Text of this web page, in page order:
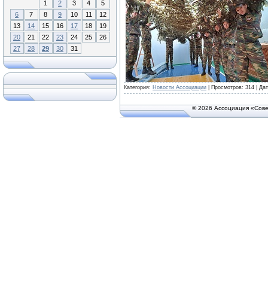
1
2 3 4
5
6
7 8 9 10 11
12
13
14 15 16 17 18
19
20
21 22 23 24 25
26
27
28 29 30 31
Категория: Новости Ассоциации | Просмотров: 314 |
© 2026 Ассоциация